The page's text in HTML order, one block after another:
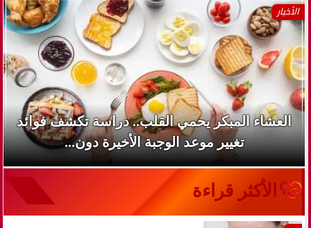
الأخبار
العشاء المبكر يحمي القلب.. دراسة تكشف فوائد
تغيير موعد الوجبة الأخيرة دون...
الأكثر قراءة